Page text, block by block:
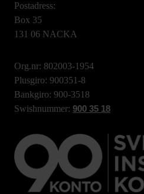
Postadress:
Box 35
131 06 NACKA
Org.nr: 802003-1954
Plusgiro: 900351-8
Bankgiro: 900-3518
Swishnummer: 900 35 18